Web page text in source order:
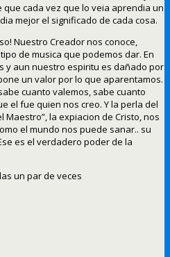
cada vez que lo veia aprendia un
mejor el significado de cada cosa.
Nuestro Creador nos conoce,
de musica que podemos dar. En
y aun nuestro espiritu es dañado por
un valor por lo que aparentamos.
cuanto valemos, sabe cuanto
el fue quien nos creo. Y la perla del
Maestro”, la expiacion de Cristo, nos
el mundo nos puede sanar.. su
es el verdadero poder de la
un par de veces